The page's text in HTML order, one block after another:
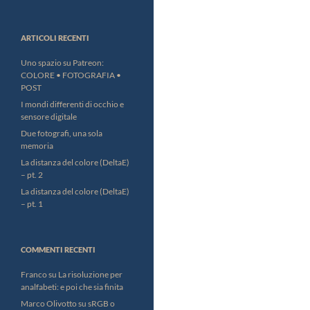
ARTICOLI RECENTI
Uno spazio su Patreon:
COLORE • FOTOGRAFIA •
POST
I mondi differenti di occhio e
sensore digitale
Due fotografi, una sola
memoria
La distanza del colore (DeltaE)
– pt. 2
La distanza del colore (DeltaE)
– pt. 1
COMMENTI RECENTI
Francosu La risoluzione per
analfabeti: e poi che sia finita
Marco Olivottosu sRGB o